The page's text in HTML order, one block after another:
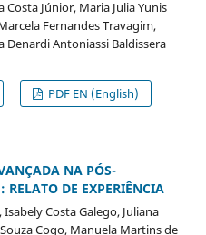
Costa Júnior, Maria Julia Yunis
Fernandes Travagim,
Denardi Antoniassi Baldissera
PDF EN (English)
NA PÓS-
RELATO DE EXPERIÊNCIA
Costa Galego, Juliana
Cogo, Manuela Martins de